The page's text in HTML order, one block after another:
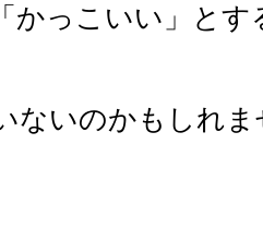
かっこいい」とす
ないのかもしれま